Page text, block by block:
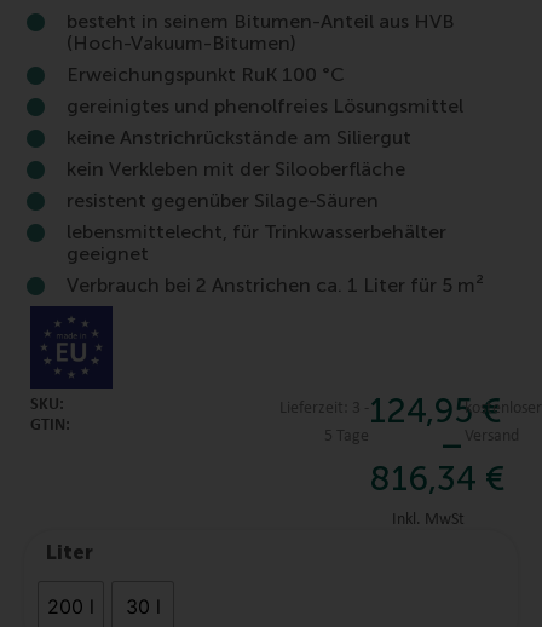
besteht in seinem Bitumen-Anteil aus HVB
(Hoch-Vakuum-Bitumen)
Erweichungspunkt RuK 100 °C
gereinigtes und phenolfreies Lösungsmittel
keine Anstrichrückstände am Siliergut
kein Verkleben mit der Silooberfläche
resistent gegenüber Silage-Säuren
lebensmittelecht, für Trinkwasserbehälter
geeignet
Verbrauch bei 2 Anstrichen ca. 1 Liter für 5 m²
SKU:
GTIN:
Lieferzeit:
3 -
5 Tage
124,95€
–
816,34 €
Inkl. MwSt
kostenloser
Versand
Liter
200 l 30 l